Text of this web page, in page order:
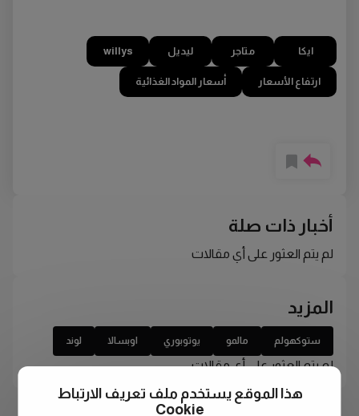
ايكا متاجر ليديل willys
ارتفاع الأسعار أسعار المواد الغذائية
أخبار ذات صلة
لم يتم العثور على أي مقالات
المزيد
ستوكهولم مالمو يوتوبوري اوبسالا لوند
لم يتم العثور على أي مقالات
هذا الموقع يستخدم ملف تعريف الارتباط
Cookie